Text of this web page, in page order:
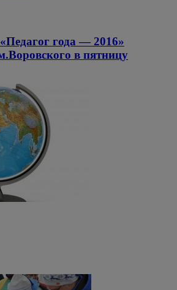
года — 2016»
в пятницу